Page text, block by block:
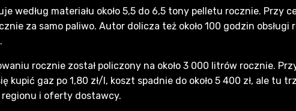
według materiału około 5,5 do 6,5 tony pelletu rocznie. Przy
za samo paliwo. Autor dolicza też około 100 godzin obsługi
rocznie został policzony na około 3 000 litrów rocznie.
kupić gaz po 1,80 zł/l, koszt spadnie do około 5 400 zł, ale tu
i oferty dostawcy.